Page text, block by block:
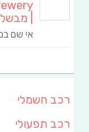
|
אי שם
רכב חשמלי
רכב תפעולי